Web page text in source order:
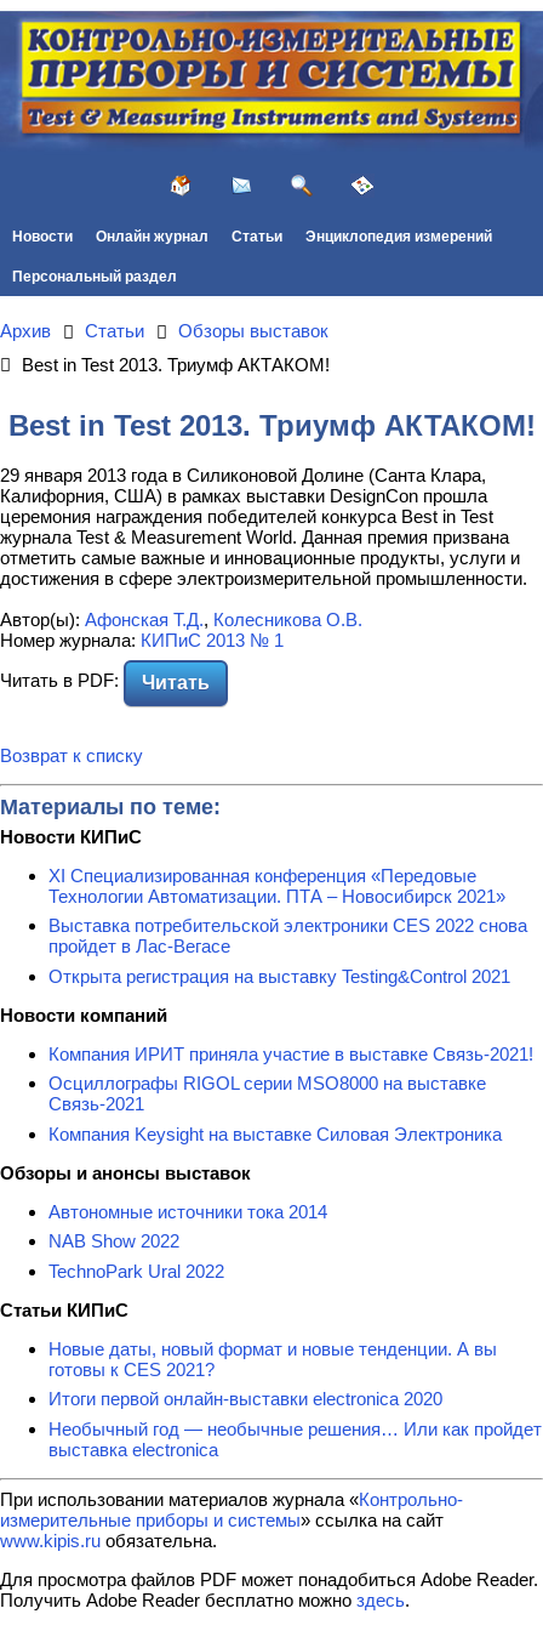
Новости Онлайн журнал Статьи Энциклопедия измерений
Персональный раздел
Архив Статьи
Обзоры выставок
Best in Test 2013. Триумф АКТАКОМ!
Best in Test 2013. Триумф АКТАКОМ!
29 января 2013 года в Силиконовой Долине (Санта Клара,
Калифорния, США) в рамках выставки DesignCon прошла
церемония награждения победителей конкурса Best in Test
журнала Test & Measurement World. Данная премия призвана
отметить самые важные и инновационные продукты, услуги и
достижения в сфере электроизмерительной промышленности.
Автор(ы): Афонская Т.Д., Колесникова О.В.
Номер журнала: КИПиС 2013 № 1
Читать в PDF:
Читать
Возврат к списку
Материалы по теме:
Новости КИПиС
XI Специализированная конференция «Передовые
Технологии Автоматизации. ПТА – Новосибирск 2021»
Выставка потребительской электроники CES 2022 снова
пройдет в Лас-Вегасе
Открыта регистрация на выставку Testing&Сontrol 2021
Новости компаний
Компания ИРИТ приняла участие в выставке Связь-2021!
Осциллографы RIGOL серии MSO8000 на выставке
Связь-2021
Компания Keysight на выставке Силовая Электроника
Обзоры и анонсы выставок
Автономные источники тока 2014
NAB Show 2022
TechnoPark Ural 2022
Статьи КИПиС
Новые даты, новый формат и новые тенденции. А вы
готовы к CES 2021?
Итоги первой онлайн-выставки electronica 2020
Необычный год — необычные решения… Или как пройдет
выставка electronica
При использовании материалов журнала «Контрольно-
измерительные приборы и системы» ссылка на сайт
www.kipis.ru обязательна.
Для просмотра файлов PDF может понадобиться Adobe Reader.
Получить Adobe Reader бесплатно можно здесь.